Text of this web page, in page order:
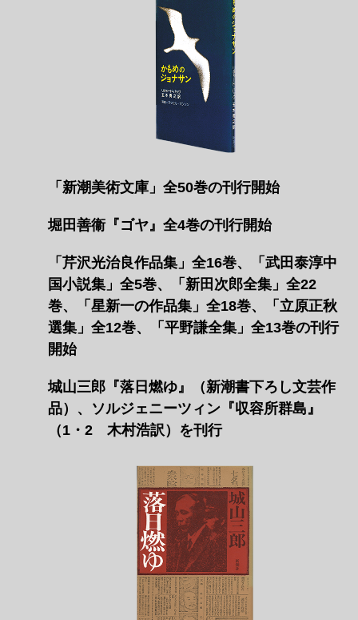
「新潮美術文庫」全50巻の刊行開始
堀田善衞『ゴヤ』全4巻の刊行開始
「芹沢光治良作品集」全16巻、「武田泰淳中
国小説集」全5巻、「新田次郎全集」全22
巻、「星新一の作品集」全18巻、「立原正秋
選集」全12巻、「平野謙全集」全13巻の刊行
開始
城山三郎『落日燃ゆ』（新潮書下ろし文芸作
品）、ソルジェニーツィン『収容所群島』
（1・2 木村浩訳）を刊行